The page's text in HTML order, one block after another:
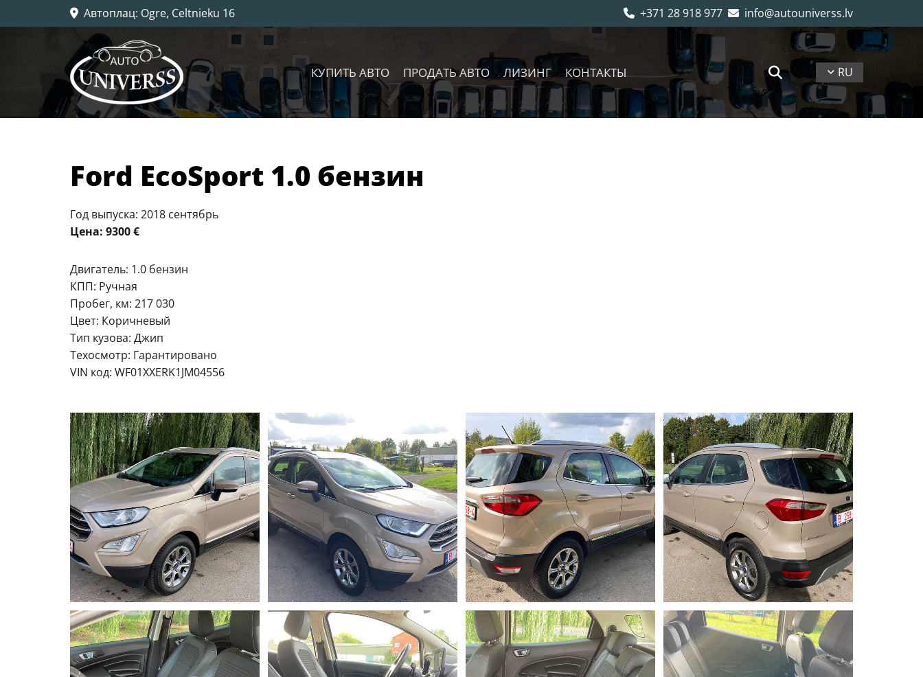
 Автоплац: Ogre, Celtnieku 16  +371 28 918 977  info@autouniverss.lv
КУПИТЬ АВТО ПРОДАТЬ АВТО ЛИЗИНГ КОНТАКТЫ RU
Ford EcoSport 1.0 бензин
Год выпуска: 2018 сентябрь
Цена: 9300 €
Двигатель: 1.0 бензин
КПП: Ручная
Пробег, км: 217 030
Цвет: Коричневый
Тип кузова: Джип
Техосмотр: Гарантировано
VIN код: WF01XXERK1JM04556